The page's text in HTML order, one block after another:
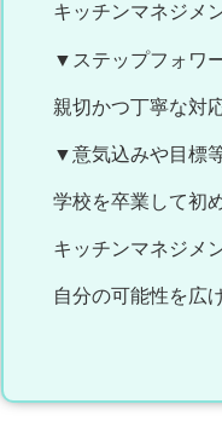
キッチンマネジメ
▼ステップフォワ
親切かつ丁寧な対
▼意気込みや目標
学校を卒業して初
キッチンマネジメ
自分の可能性を広